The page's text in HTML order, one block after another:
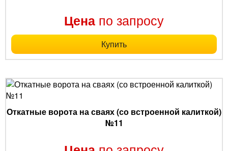
Цена по запросу
Купить
Откатные ворота на сваях (со встроенной калиткой)
№11